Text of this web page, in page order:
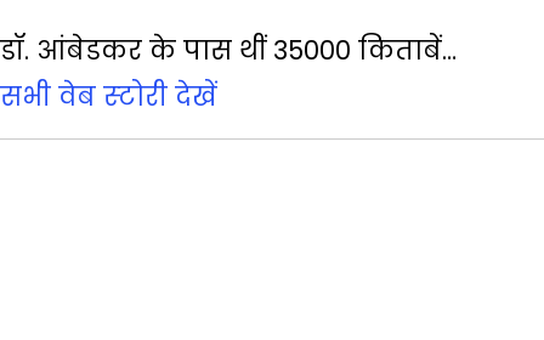
डॉ. आंबेडकर के पास थीं 35000 किताबें…
सभी वेब स्‍टोरी देखें